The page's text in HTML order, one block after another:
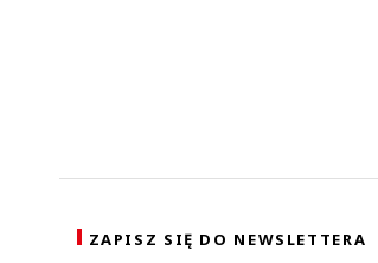
ZAPISZ SIĘ DO NEWSLETTERA